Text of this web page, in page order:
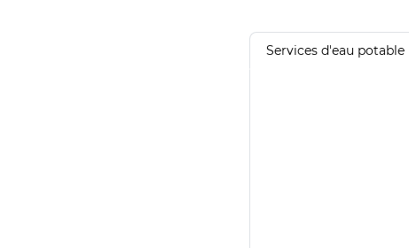
Services d'eau potable